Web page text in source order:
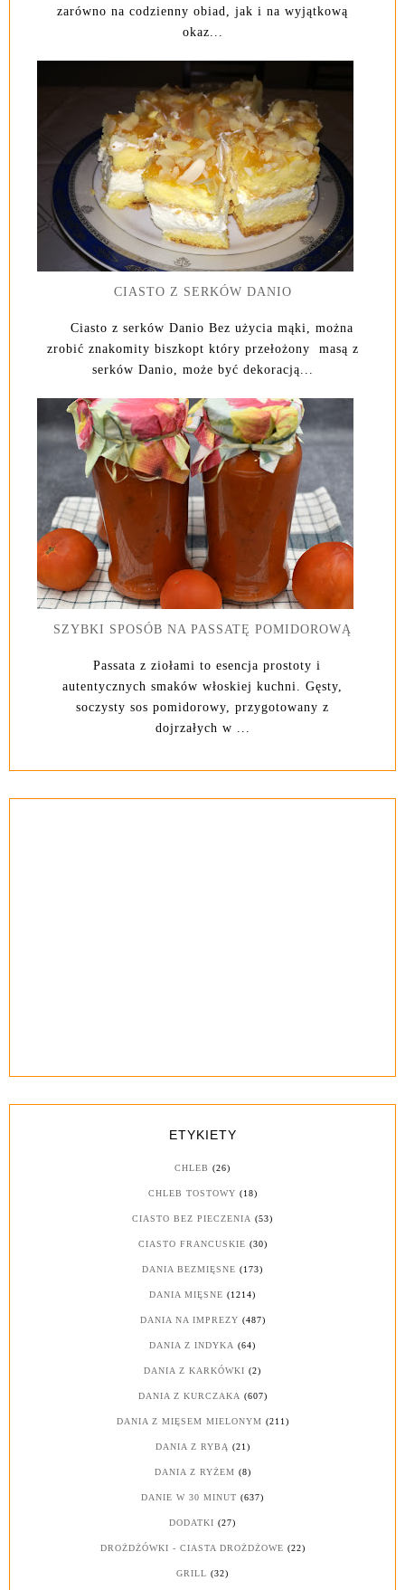
zarówno na codzienny obiad, jak i na wyjątkową
okaz...
CIASTO Z SERKÓW DANIO
Ciasto z serków Danio Bez użycia mąki, można
zrobić znakomity biszkopt który przełożony masą z
serków Danio, może być dekoracją...
SZYBKI SPOSÓB NA PASSATĘ POMIDOROWĄ
Passata z ziołami to esencja prostoty i
autentycznych smaków włoskiej kuchni. Gęsty,
soczysty sos pomidorowy, przygotowany z
dojrzałych w ...
ETYKIETY
CHLEB (26)
CHLEB TOSTOWY (18)
CIASTO BEZ PIECZENIA (53)
CIASTO FRANCUSKIE (30)
DANIA BEZMIĘSNE (173)
DANIA MIĘSNE (1214)
DANIA NA IMPREZY (487)
DANIA Z INDYKA (64)
DANIA Z KARKÓWKI (2)
DANIA Z KURCZAKA (607)
DANIA Z MIĘSEM MIELONYM (211)
DANIA Z RYBĄ (21)
DANIA Z RYŻEM (8)
DANIE W 30 MINUT (637)
DODATKI (27)
DROŻDŻÓWKI - CIASTA DROŻDŻOWE (22)
GRILL (32)